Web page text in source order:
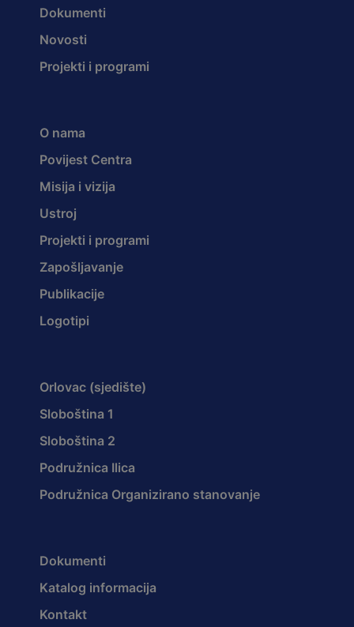
Dokumenti
Novosti
Projekti i programi
O nama
Povijest Centra
Misija i vizija
Ustroj
Projekti i programi
Zapošljavanje
Publikacije
Logotipi
Orlovac (sjedište)
Sloboština 1
Sloboština 2
Podružnica Ilica
Podružnica Organizirano stanovanje
Dokumenti
Katalog informacija
Kontakt